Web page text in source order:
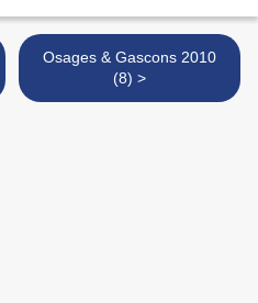
Osages & Gascons 2010
(8) >